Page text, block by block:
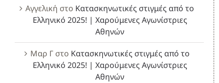
Αγγελική στο Κατασκηνωτικές στιγμές από το
Ελληνικό 2025! | Χαρούμενες Αγωνίστριες
Αθηνών
Μαρ Γστο Κατασκηνωτικές στιγμές από το
Ελληνικό 2025! | Χαρούμενες Αγωνίστριες
Αθηνών